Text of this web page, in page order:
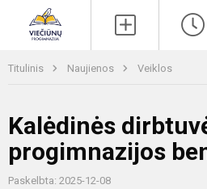
Titulinis Naujienos Veiklos
Kalėdinės
progimnazijos
Paskelbta: 2025-12-08